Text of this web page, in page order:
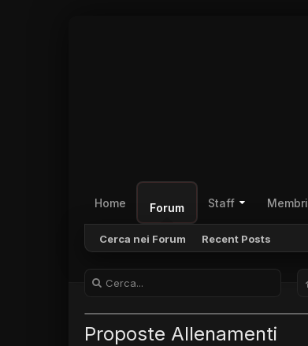
Home Forum
Cerca nei Forum Recent Posts
Staff Membri
Proposte Allenamenti